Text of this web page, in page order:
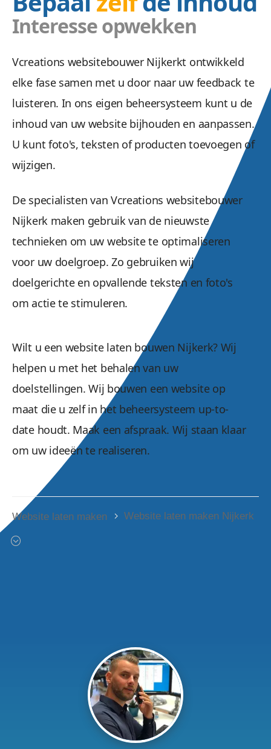
Interesse opwekken
Vcreations websitebouwer Nijkerkt ontwikkeld
elke fase samen met u door naar uw feedback te
luisteren. In ons eigen beheersysteem kunt u de
inhoud van uw website bijhouden en aanpassen.
U kunt foto's, teksten of producten toevoegen of
wijzigen.
De specialisten van Vcreations websitebouwer
Nijkerk maken gebruik van de nieuwste
technieken om uw website te optimaliseren
voor uw doelgroep. Zo gebruiken wij
doelgerichte en opvallende teksten en foto's
om actie te stimuleren.
Wilt u een website laten bouwen Nijkerk? Wij
helpen u met het behalen van uw
doelstellingen. Wij bouwen een website op
maat die u zelf in het beheersysteem up-to-
date houdt. Maak een afspraak. Wij staan klaar
om uw ideeën te realiseren.
Website laten maken Website laten maken Nijkerk